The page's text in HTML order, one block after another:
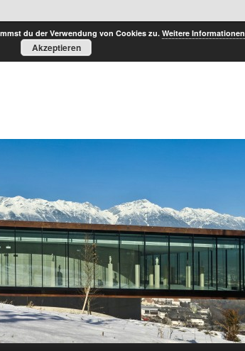
du der Verwendung von Cookies zu.Weitere Informationen
Akzeptieren